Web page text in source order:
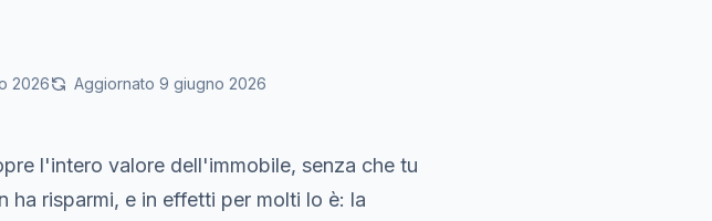
2026 Aggiornato 9 giugno 2026
l'intero valore dell'immobile, senza che tu
ha risparmi, e in effetti per molti lo è: la